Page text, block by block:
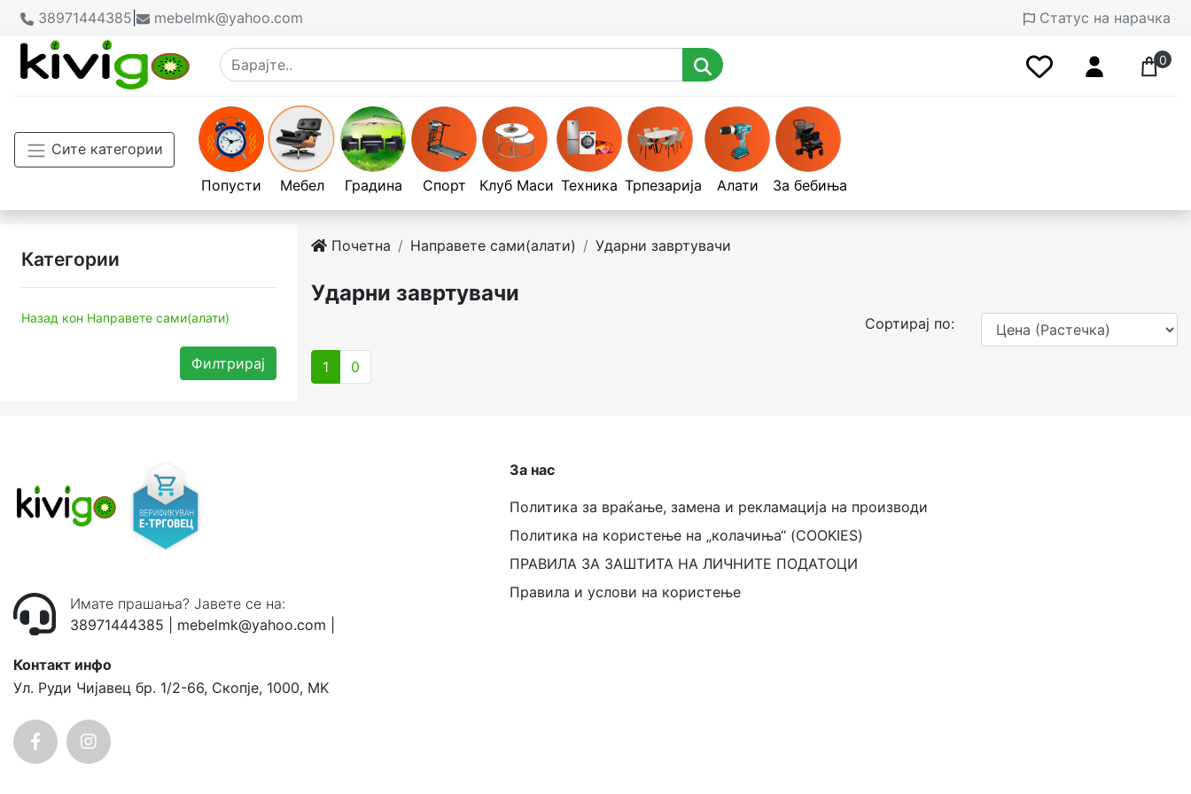
38971444385 mebelmk@yahoo.com Статус на нарачка
0
Сите категории
Попусти Мебел Градина Спорт Клуб Маси Техника Трпезарија Алати За бебиња
Категории
Назад кон Направете сами(алати)
Филтрирај
Почетна Направете сами(алати) Ударни завртувачи
Ударни завртувачи
Сортирај по:
1 0
Имате прашања? Јавете се на:
38971444385
mebelmk@yahoo.com
Контакт инфо
Ул. Руди Чијавец бр. 1/2-66, Скопје, 1000, MK
За нас
Политика за враќање, замена и рекламација на производи
Политика на користење на „колачиња“ (COOKIES)
ПРАВИЛА ЗА ЗАШТИТА НА ЛИЧНИТЕ ПОДАТОЦИ
Правила и услови на користење